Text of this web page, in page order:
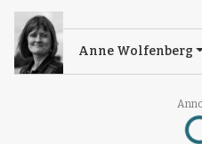
Anne Wolfenberg